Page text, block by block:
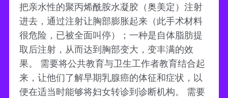
把亲水性的聚丙烯酰胺水凝胶（奥美定）注射
进去，通过注射让胸部膨胀起来（此手术材料
很危险，已被全面叫停）；一种是自体脂肪提
取后注射，从而达到胸部变大，变丰满的效
果。 需要将公共教育与卫生工作者教育结合起
来，让他们了解早期乳腺癌的体征和症状，以
便在适当时能够将妇女转诊到诊断机构。 需要